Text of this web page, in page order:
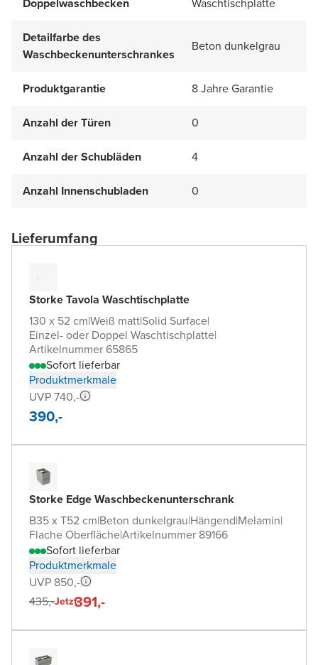
Detailfarbe des
Waschbeckenunterschrankes
Beton dunkelgrau
Produktgarantie 8 Jahre Garantie
Anzahl der Türen 0
Anzahl der Schubläden 4
Anzahl Innenschubladen 0
Lieferumfang
Storke Tavola Waschtischplatte
130 x 52 cm|Weiß matt|Solid Surface|
Einzel- oder Doppel Waschtischplatte|
Artikelnummer 65865
Sofort lieferbar
Produktmerkmale
UVP 740,-
390,-
Storke Edge Waschbeckenunterschrank
B35 x T52 cm|Beton dunkelgrau|Hängend|Melamin|
Flache Oberfläche|Artikelnummer 89166
Sofort lieferbar
Produktmerkmale
UVP 850,-
435,-Jetzt391,-